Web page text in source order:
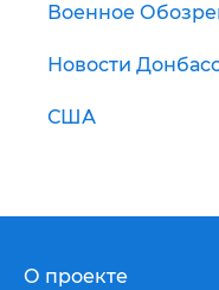
Военное
Новости
США
О проекте